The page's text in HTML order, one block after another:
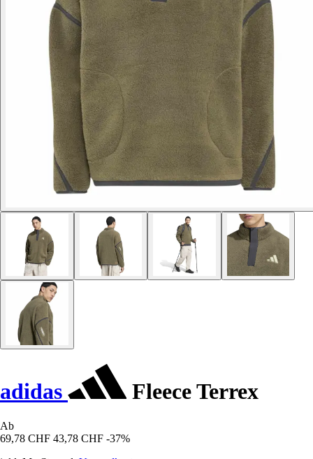
adidas Fleece Terrex
Ab
69,78 CHF 43,78 CHF -37%